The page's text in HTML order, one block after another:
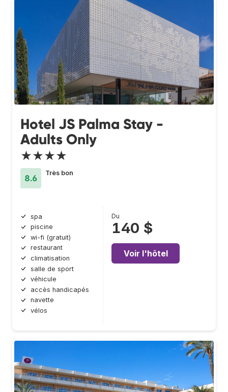
Hotel JS Palma Stay -
Adults Only
★★★★
8.6
Très bon
spa
piscine
wi-fi (gratuit)
restaurant
climatisation
salle de sport
véhicule
accès handicapés
navette
vélos
Du
140 $
Voir l'hôtel